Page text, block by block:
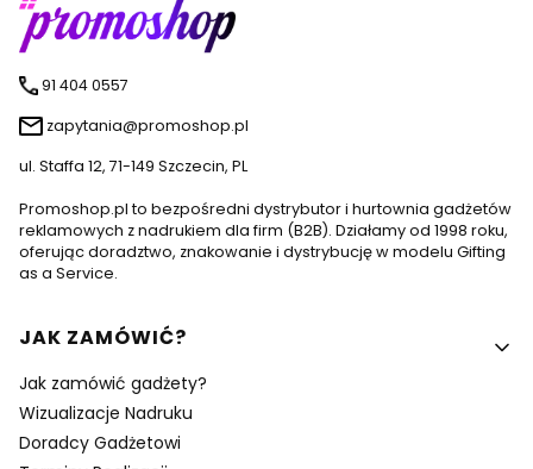
91 404 0557
zapytania@promoshop.pl
ul. Staffa 12, 71-149 Szczecin, PL
Promoshop.pl to bezpośredni dystrybutor i hurtownia gadżetów
reklamowych z nadrukiem dla firm (B2B). Działamy od 1998 roku,
oferując doradztwo, znakowanie i dystrybucję w modelu Gifting
as a Service.
Linki w stopce
JAK ZAMÓWIĆ?
Jak zamówić gadżety?
Wizualizacje Nadruku
Doradcy Gadżetowi